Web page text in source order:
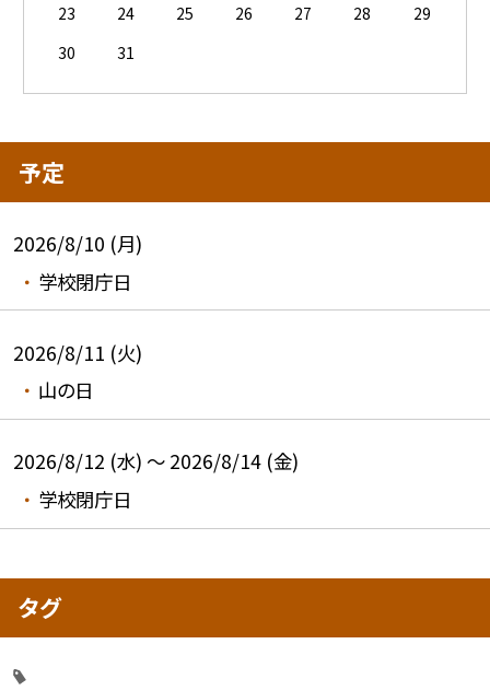
23
24 25 26 27 28
29
30
31
予定
2026/8/10 (月)
学校閉庁日
2026/8/11 (火)
山の日
2026/8/12 (水) ～ 2026/8/14 (金)
学校閉庁日
タグ